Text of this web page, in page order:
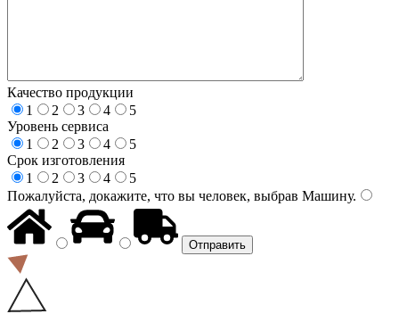
Качество продукции
1
2 3 4
5
Уровень сервиса
1
2 3 4
5
Срок изготовления
1
2 3 4
5
Пожалуйста, докажите, что вы человек, выбрав Машину.